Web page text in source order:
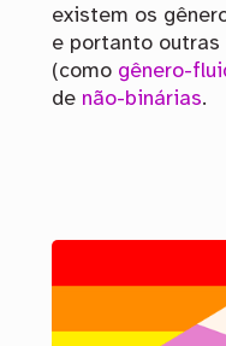
existem os
e portanto
(como gênero-
de não-binárias.